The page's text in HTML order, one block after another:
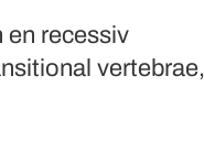
en recessiv
vertebrae,